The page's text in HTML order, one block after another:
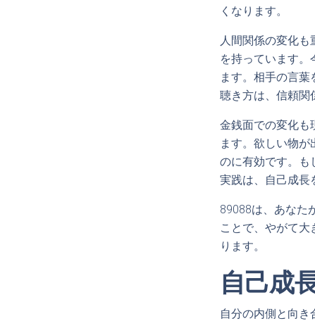
くなります。
人間関係の変化
を持っています
ます。相手の言
聴き方は、信頼関
金銭面での変化も
ます。欲しい物
のに有効です。も
実践は、自己成長
89088は、あなた
ことで、やがて
ります。
自己成
自分の内側と向